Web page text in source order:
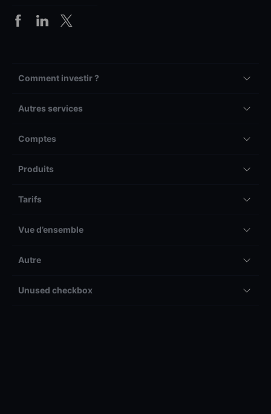
Comment investir ?
Autres services
Comptes
Produits
Tarifs
Vue d’ensemble
Autre
Unused checkbox